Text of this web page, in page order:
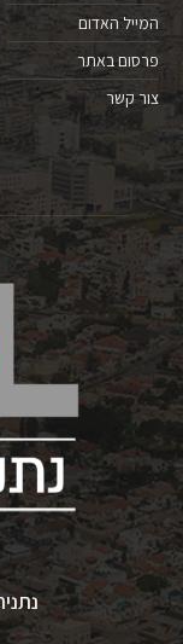
המייל האדום
פרסום באתר
צור קשר